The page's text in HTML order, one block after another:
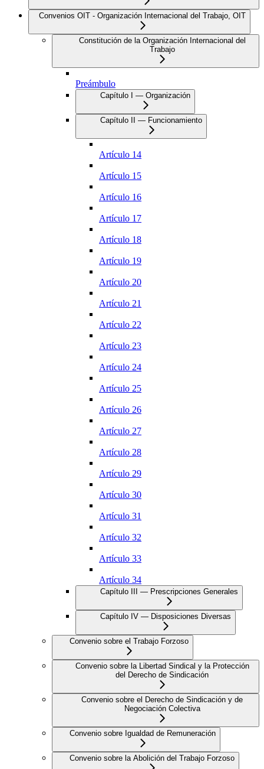
Convenios OIT - Organización Internacional del Trabajo, OIT
Constitución de la Organización Internacional del
Trabajo
Preámbulo
Capítulo I — Organización
Capítulo II — Funcionamiento
Artículo 14
Artículo 15
Artículo 16
Artículo 17
Artículo 18
Artículo 19
Artículo 20
Artículo 21
Artículo 22
Artículo 23
Artículo 24
Artículo 25
Artículo 26
Artículo 27
Artículo 28
Artículo 29
Artículo 30
Artículo 31
Artículo 32
Artículo 33
Artículo 34
Capítulo III — Prescripciones Generales
Capítulo IV — Disposiciones Diversas
Convenio sobre el Trabajo Forzoso
Convenio sobre la Libertad Sindical y la Protección
del Derecho de Sindicación
Convenio sobre el Derecho de Sindicación y de
Negociación Colectiva
Convenio sobre Igualdad de Remuneración
Convenio sobre la Abolición del Trabajo Forzoso